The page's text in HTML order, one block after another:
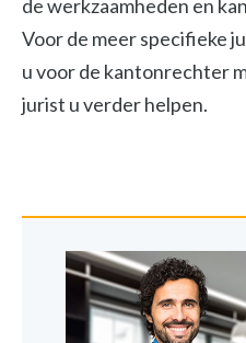
de werkzaamheden en
Voor de meer specifieke
u voor de kantonrechter
jurist u verder helpen.